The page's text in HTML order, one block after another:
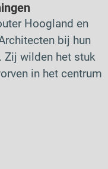
Hoogland en
bij hun
Zij wilden het stuk
in het centrum